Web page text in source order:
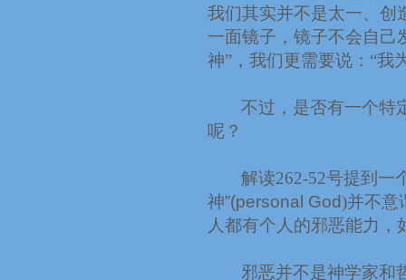
我们其实并不是太一、创
一面镜子，镜子不会自己
神”，我们更需要说：“我
不过，是否有一个特
呢？
解读262-52号提到一
神”(personal God)并不意
人都有个人的邪恶能力
邪恶并不是神学家和